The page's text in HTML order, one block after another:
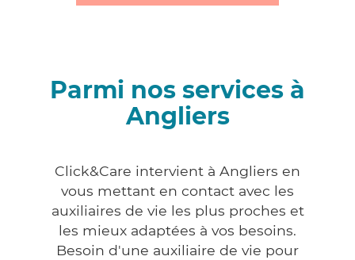
Parmi nos services à
Angliers
Click&Care intervient à Angliers en
vous mettant en contact avec les
auxiliaires de vie les plus proches et
les mieux adaptées à vos besoins.
Besoin d'une auxiliaire de vie pour